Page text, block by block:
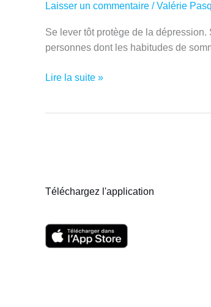
Laisser un commentaire /Valérie
Se lever tôt protège de la
personnes dont les habitudes de
Êtes-
Lire la suite »
Téléchargez l'application